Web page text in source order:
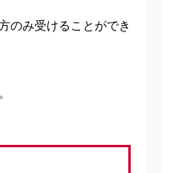
のみ受けることができ